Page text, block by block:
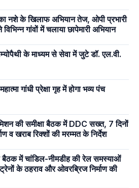
नशे के खिलाफ अभियान तेज, ओपी प्रभारी
गांवों में चलाया छापेमारी अभियान
के माध्यम से सेवा में जुटे डॉ. एल.वी.
गांधी प्रेक्षा गृह में होगा भव्य पंच
की समीक्षा बैठक में DDC सख्त, 7 दिनों
व खराब रिक्शों की मरम्मत के निर्देश
में चांडिल-नीमडीह की रेल समस्याओं
के ठहराव और ओवरब्रिज निर्माण की